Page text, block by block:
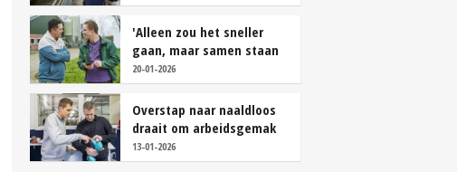
'Alleen zou het sneller
gaan, maar samen staan
we stukken sterker'
20-01-2026
Overstap naar naaldloos
draait om arbeidsgemak
en diervriendelijkheid
13-01-2026